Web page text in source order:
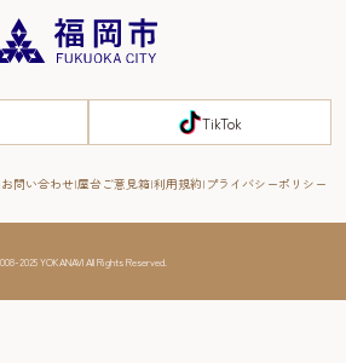
COAST
TikTok
お問い合わせ 屋台ご意見箱 利用規約 プライバシーポリシー
2025 YOKANAVI All Rights Reserved.